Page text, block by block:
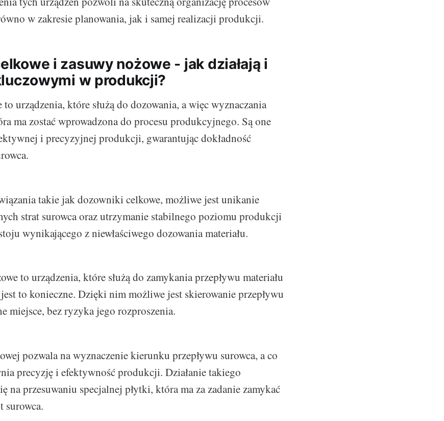
w zakresie planowania, jak i samej realizacji produkcji.
i zasuwy nożowe - jak działają i
w produkcji?
urządzenia, które służą do dozowania, a więc wyznaczania
ma zostać wprowadzona do procesu produkcyjnego. Są one
i precyzyjnej produkcji, gwarantując dokładność
takie jak dozowniki celkowe, możliwe jest unikanie
strat surowca oraz utrzymanie stabilnego poziomu produkcji
wynikającego z niewłaściwego dozowania materiału.
to urządzenia, które służą do zamykania przepływu materiału
to konieczne. Dzięki nim możliwe jest skierowanie przepływu
miejsce, bez ryzyka jego rozproszenia.
pozwala na wyznaczenie kierunku przepływu surowca, a co
precyzję i efektywność produkcji. Działanie takiego
na przesuwaniu specjalnej płytki, która ma za zadanie zamykać
surowca.